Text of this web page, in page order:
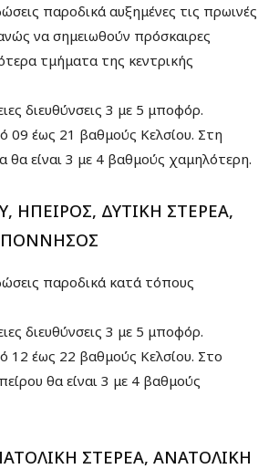
παροδικά αυξημένες τις πρωινές
να σημειωθούν πρόσκαιρες
τμήματα της κεντρικής
διευθύνσεις 3 με 5 μποφόρ.
09 έως 21 βαθμούς Κελσίου. Στη
θα είναι 3 με 4 βαθμούς χαμηλότερη.
ΗΠΕΙΡΟΣ, ΔΥΤΙΚΗ ΣΤΕΡΕΑ,
παροδικά κατά τόπους
διευθύνσεις 3 με 5 μποφόρ.
12 έως 22 βαθμούς Κελσίου. Στο
θα είναι 3 με 4 βαθμούς
ΣΤΕΡΕΑ, ΑΝΑΤΟΛΙΚΗ